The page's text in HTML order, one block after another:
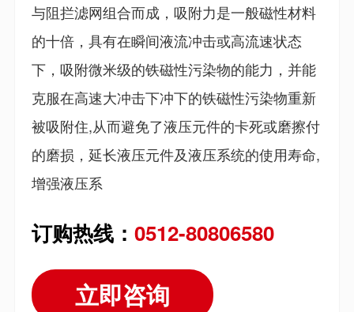
与阻拦滤网组合而成，吸附力是一般磁性材料
的十倍，具有在瞬间液流冲击或高流速状态
下，吸附微米级的铁磁性污染物的能力，并能
克服在高速大冲击下冲下的铁磁性污染物重新
被吸附住,从而避免了液压元件的卡死或磨擦付
的磨损，延长液压元件及液压系统的使用寿命,
增强液压系
订购热线： 0512-80806580
立即咨询